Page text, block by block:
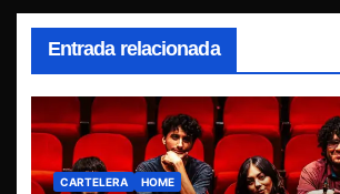
Entrada relacionada
CARTELERA HOME